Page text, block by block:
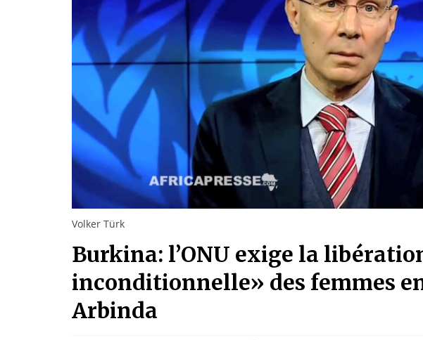
Volker Türk
Burkina: l’ONU exige la
inconditionnelle» des femmes
Arbinda